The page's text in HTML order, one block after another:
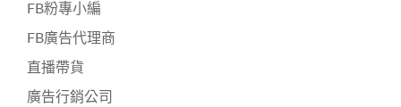
FB粉專小編
FB廣告代理商
直播帶貨
廣告行銷公司